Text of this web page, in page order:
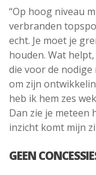
“Op hoog niveau
verbranden
echt. Je moet je
houden. Wat
die voor de
om zijn
heb ik hem zes
Dan zie je meteen
inzicht komt mijn
GEEN